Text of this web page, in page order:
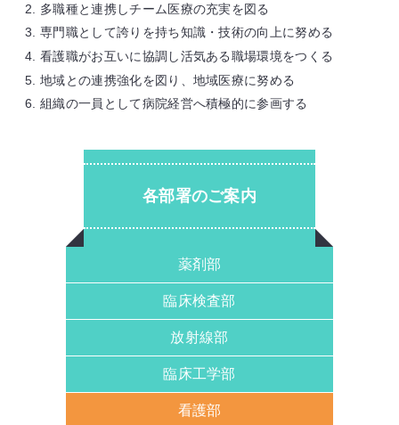
多職種と連携しチーム医療の充実を図る
専門職として誇りを持ち知識・技術の向上に努める
看護職がお互いに協調し活気ある職場環境をつくる
地域との連携強化を図り、地域医療に努める
組織の一員として病院経営へ積極的に参画する
各部署のご案内
薬剤部
臨床検査部
放射線部
臨床工学部
看護部